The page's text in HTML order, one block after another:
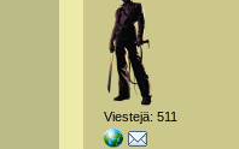
Viestejä: 511